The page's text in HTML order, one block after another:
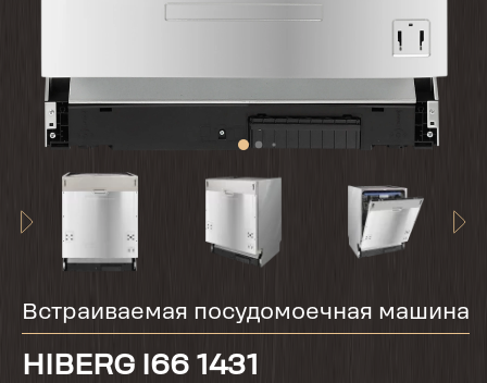
Встраиваемая посудомоечная машина
HIBERG I66 1431